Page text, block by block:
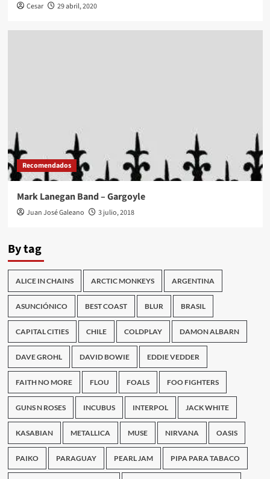
Cesar 29 abril, 2020
Recomendados
Mark Lanegan Band – Gargoyle
Juan José Galeano 3 julio, 2018
By tag
ALICE IN CHAINS ARCTIC MONKEYS ARGENTINA
ASUNCIÓNICO BEST COAST BLUR BRASIL
CAPITAL CITIES CHILE COLDPLAY DAMON ALBARN
DAVE GROHL DAVID BOWIE EDDIE VEDDER
FAITH NO MORE FLOU FOALS FOO FIGHTERS
GUNS N ROSES INCUBUS INTERPOL JACK WHITE
KASABIAN METALLICA MUSE NIRVANA OASIS
PAIKO PARAGUAY PEARL JAM PIPA PARA TABACO